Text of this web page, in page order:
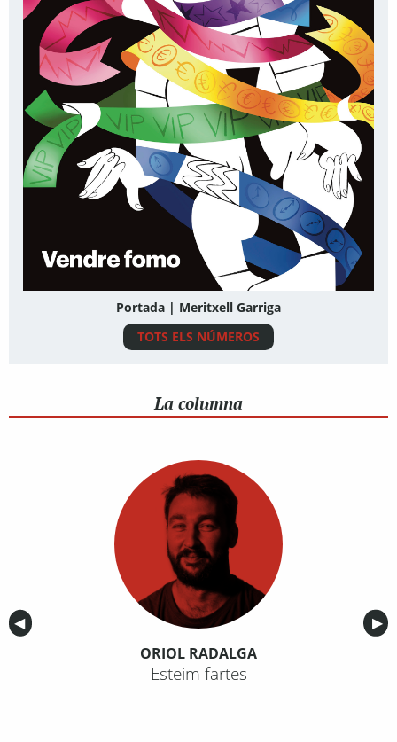
Portada | Meritxell Garriga
TOTS ELS NÚMEROS
La columna
Anterior
◀︎ ▶︎
ORIOL RADALGA
Esteim fartes